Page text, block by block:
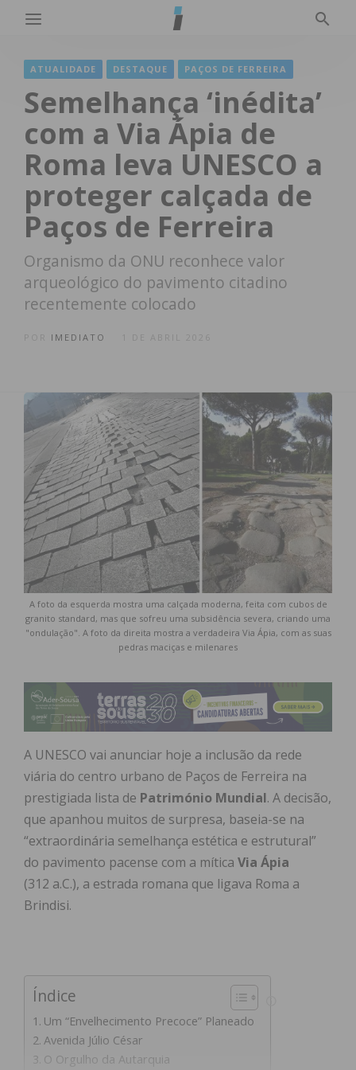
ATUALIDADE DESTAQUE PAÇOS DE FERREIRA
Semelhança ‘inédita’
com a Via Ápia de
Roma leva UNESCO a
proteger calçada de
Paços de Ferreira
Organismo da ONU reconhece valor
arqueológico do pavimento citadino
recentemente colocado
IMEDIATO 1 DE ABRIL 2026
A foto da esquerda mostra uma calçada moderna, feita com cubos de
granito standard, mas que sofreu uma subsidência severa, criando uma
"ondulação". A foto da direita mostra a verdadeira Via Ápia, com as suas
pedras maciças e milenares
A UNESCO vai anunciar hoje a inclusão da rede
viária do centro urbano de Paços de Ferreira na
prestigiada lista de Património Mundial. A decisão,
que apanhou muitos de surpresa, baseia-se na
“extraordinária semelhança estética e estrutural”
do pavimento pacense com a mítica Via Ápia
(312 a.C.), a estrada romana que ligava Roma a
Brindisi.
Índice
Um “Envelhecimento Precoce” Planeado
Avenida Júlio César
O Orgulho da Autarquia